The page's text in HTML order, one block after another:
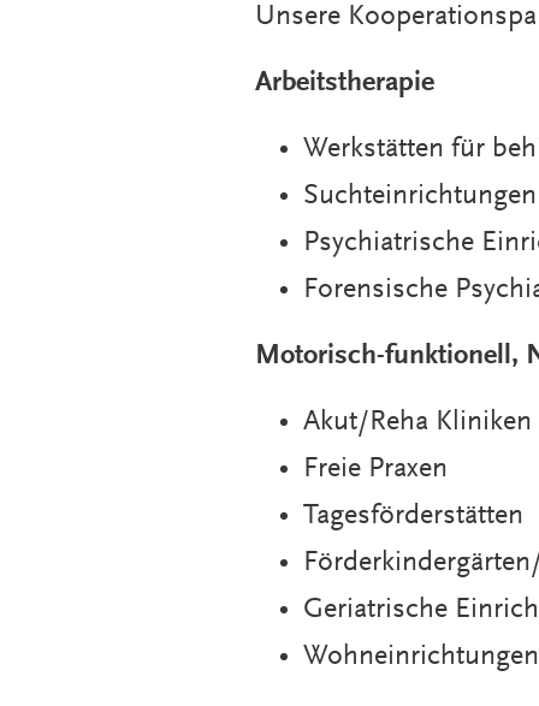
Unsere
Arbeitstherapie
Werkstätten für
Suchteinrichtungen
Psychiatrische
Forensische
Motorisch-funktionell,
Akut/Reha Kliniken
Freie Praxen
Tagesförderstätten
Geriatrische
Wohneinrichtungen